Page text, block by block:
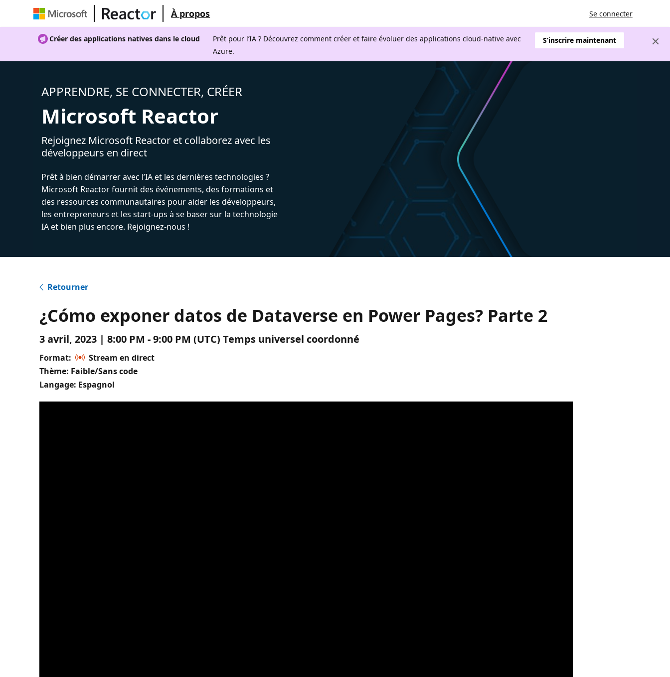
À propos Se connecter
Créer des applications natives dans le cloud
Prêt pour l’IA ? Découvrez comment créer et faire évoluer des applications cloud-native avec
Azure.
S’inscrire maintenant
APPRENDRE, SE CONNECTER, CRÉER
Microsoft Reactor
Rejoignez Microsoft Reactor et collaborez avec les
développeurs en direct
Prêt à bien démarrer avec l’IA et les dernières technologies ?
Microsoft Reactor fournit des événements, des formations et
des ressources communautaires pour aider les développeurs,
les entrepreneurs et les start-ups à se baser sur la technologie
IA et bien plus encore. Rejoignez-nous !
Retourner
¿Cómo exponer datos de Dataverse en Power Pages? Parte 2
3 avril, 2023 | 8:00 PM - 9:00 PM (UTC) Temps universel coordonné
Format:
Stream en direct
Thème: Faible/Sans code
Langage: Espagnol